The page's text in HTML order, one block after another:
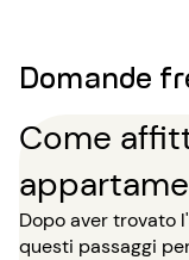
Domande
Come
Dopo aver trovato
questi passaggi